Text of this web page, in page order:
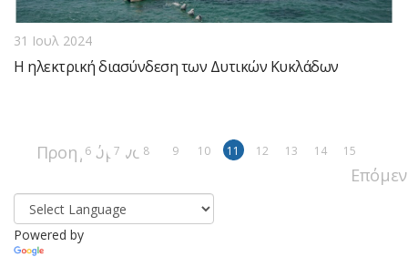
31 Ιουλ 2024
Η ηλεκτρική διασύνδεση των Δυτικών Κυκλάδων
Προηγούμενο
6 7 8 9 10 11 12 13 14 15
Powered by